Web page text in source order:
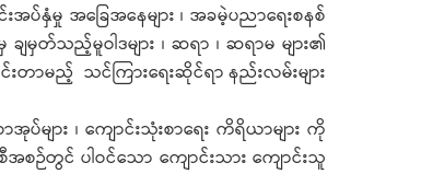
နှံမှု အခြေအနေများ ၊ အခမဲ့ပညာရေးစနစ်
မှတ်သည့်မူဝါဒများ ၊ ဆရာ ၊ ဆရာမ များ၏
တာမည့် သင်ကြားရေးဆိုင်ရာ နည်းလမ်းများ
ပ်များ ၊ ကျောင်းသုံးစာရေး ကိရိယာများ ကို
စဉ်တွင် ပါဝင်သော ကျောင်းသား ကျောင်းသူ